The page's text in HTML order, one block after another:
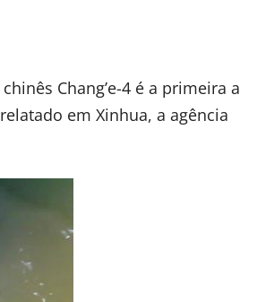
Chang’e-4 é a primeira a
em Xinhua, a agência